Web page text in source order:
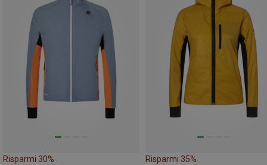
Risparmi 30% Risparmi 35%